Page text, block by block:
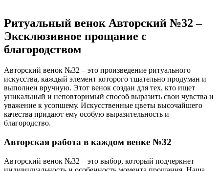
Ритуальный венок Авторский №32 –
Эксклюзивное прощание с
благородством
Авторский венок №32 – это произведение ритуального
искусства, каждый элемент которого тщательно продуман и
выполнен вручную. Этот венок создан для тех, кто ищет
уникальный и неповторимый способ выразить свои чувства и
уважение к усопшему. Искусственные цветы высочайшего
качества придают ему особую выразительность и
благородство.
Авторская работа в каждом венке №32
Авторский венок №32 – это выбор, который подчеркнет